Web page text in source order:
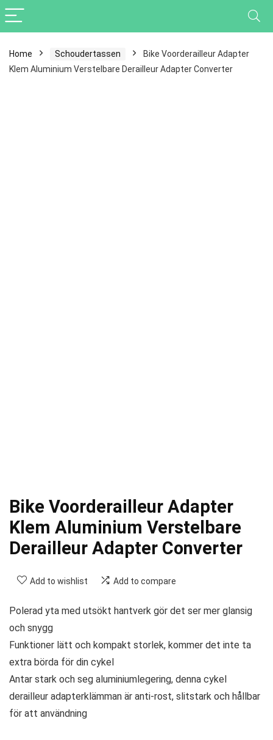
Home Schoudertassen
Bike Voorderailleur Adapter
Klem Aluminium Verstelbare Derailleur Adapter Converter
Bike Voorderailleur Adapter
Klem Aluminium Verstelbare
Derailleur Adapter Converter
Add to wishlist Add to compare
Polerad yta med utsökt hantverk gör det ser mer glansig
och snygg
Funktioner lätt och kompakt storlek, kommer det inte ta
extra börda för din cykel
Antar stark och seg aluminiumlegering, denna cykel
derailleur adapterklämman är anti-rost, slitstark och hållbar
för att användning